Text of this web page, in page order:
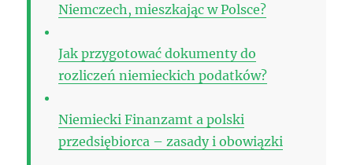
Niemczech, mieszkając w Polsce?
Jak przygotować dokumenty do
rozliczeń niemieckich podatków?
Niemiecki Finanzamt a polski
przedsiębiorca – zasady i obowiązki